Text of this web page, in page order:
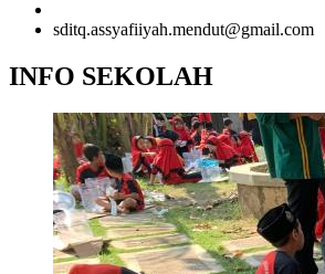
sditq.assyafiiyah.mendut@gmail.com
INFO SEKOLAH